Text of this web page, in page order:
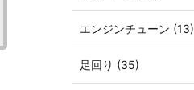
エンジンチューン (13)
足回り (35)